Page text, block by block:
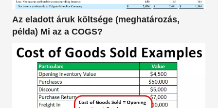
Az eladott áruk költsége (meghatározás,
példa) Mi az a COGS?